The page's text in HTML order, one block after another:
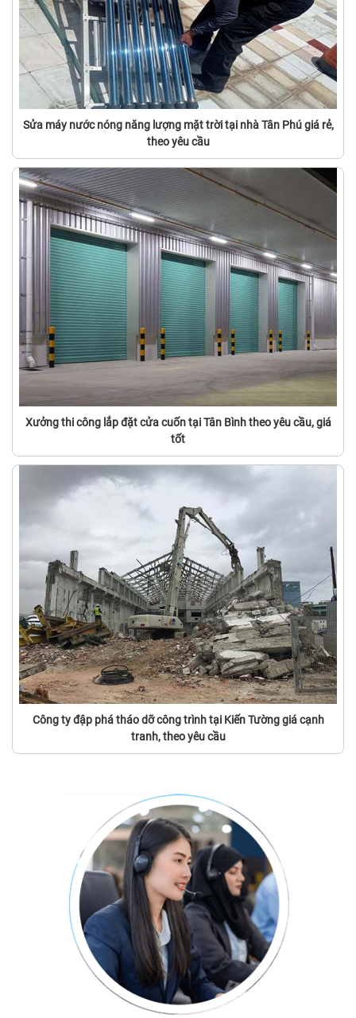
Sửa máy nước nóng năng lượng mặt trời tại nhà Tân Phú giá rẻ,
theo yêu cầu
Xưởng thi công lắp đặt cửa cuốn tại Tân Bình theo yêu cầu, giá
tốt
Công ty đập phá tháo dỡ công trình tại Kiến Tường giá cạnh
tranh, theo yêu cầu